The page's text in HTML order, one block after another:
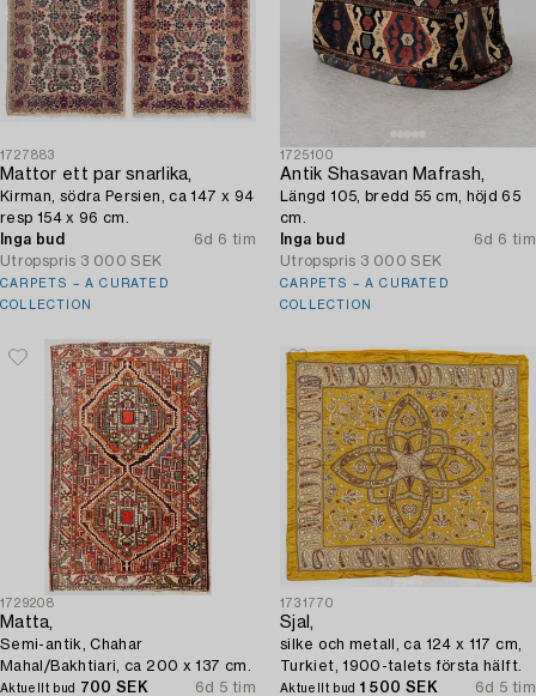
1727883
Mattor ett par snarlika,
Kirman, södra Persien, ca 147 x 94
resp 154 x 96 cm.
Inga bud
6d 6 tim
Utropspris 3 000 SEK
CARPETS – A CURATED
COLLECTION
1725100
Antik Shasavan Mafrash,
Längd 105, bredd 55 cm, höjd 65
cm.
Inga bud
6d 6 tim
Utropspris 3 000 SEK
CARPETS – A CURATED
COLLECTION
1729208
Matta,
Semi-antik, Chahar
Mahal/Bakhtiari, ca 200 x 137 cm.
Aktuellt bud 700 SEK
6d 5 tim
1731770
Sjal,
silke och metall, ca 124 x 117 cm,
Turkiet, 1900-talets första hälft.
Aktuellt bud 1 500 SEK
6d 5 tim